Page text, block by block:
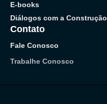
E-books
Diálogos com a Construção
Contato
Fale Conosco
Trabalhe Conosco